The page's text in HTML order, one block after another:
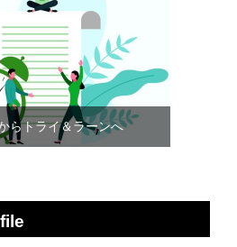
らトライ＆ラーンへ